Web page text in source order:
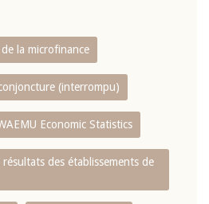
la microfinance
(interrompu)
Economic Statistics
des établissements de